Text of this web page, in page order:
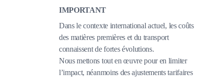
IMPORTANT
Dans le contexte international actuel, les coûts
des matières premières et du transport
connaissent de fortes évolutions.
Nous mettons tout en œuvre pour en limiter
l’impact, néanmoins des ajustements tarifaires